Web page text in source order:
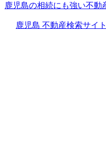
鹿児島の相続にも強い不動
鹿児島 不動産検索サイト